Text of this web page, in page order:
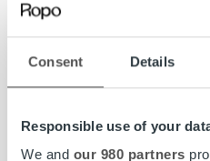
Consent Details
Responsible use of your
We and our 980 partners
hyvää fiilistä. Työpaikan
edut, kuten välipalat ja kahvi,
kahvitauot työkavereiden
Nopeatempoista ja